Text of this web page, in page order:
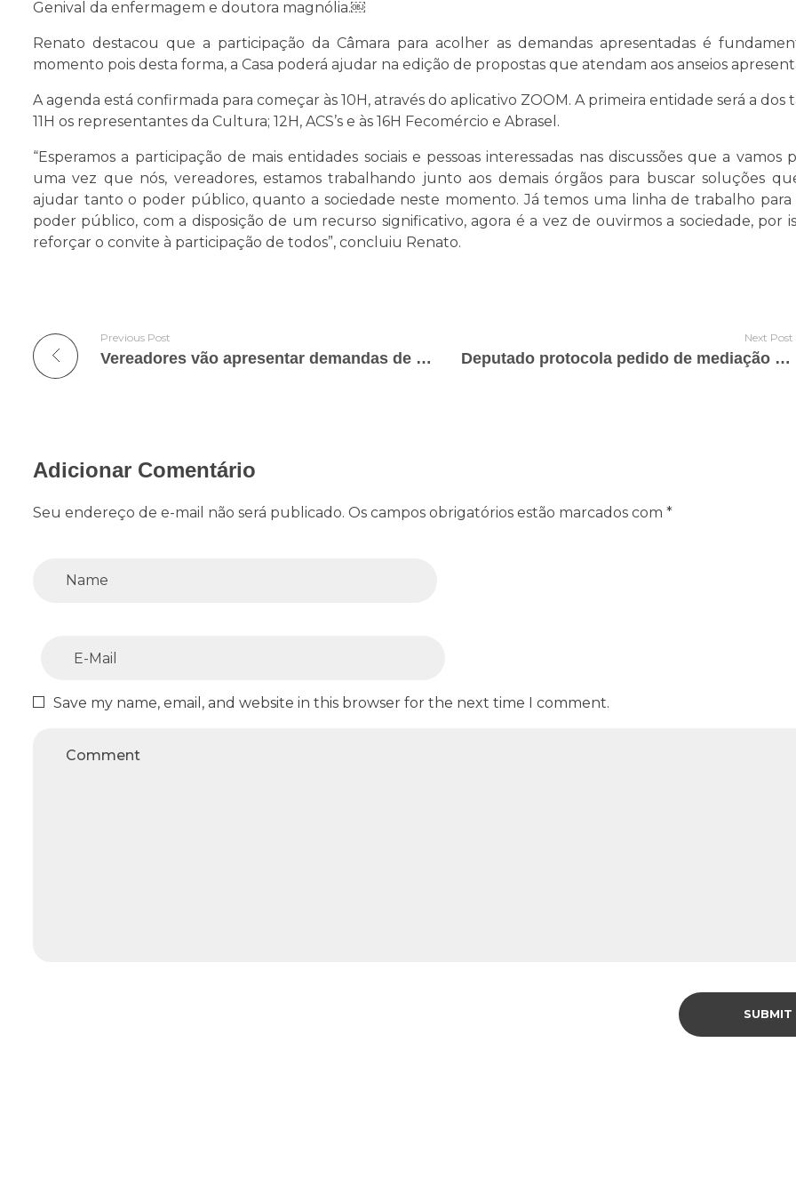
Genival da enfermagem e doutora magnólia.￼
Renato destacou que a participação da Câmara para acolher as demandas apresentadas é
momento pois desta forma, a Casa poderá ajudar na edição de propostas que atendam aos anseios
A agenda está confirmada para começar às 10H, através do aplicativo ZOOM. A primeira entidade será a dos
11H os representantes da Cultura; 12H, ACS’s e às 16H Fecomércio e Abrasel.
“Esperamos a participação de mais entidades sociais e pessoas interessadas nas discussões que a vamos
uma vez que nós, vereadores, estamos trabalhando junto aos demais órgãos para buscar soluções
ajudar tanto o poder público, quanto a sociedade neste momento. Já temos uma linha de trabalho para
poder público, com a disposição de um recurso significativo, agora é a vez de ouvirmos a sociedade, por
reforçar o convite à participação de todos”, concluiu Renato.
Previous Post
Vereadores vão apresentar demandas de Classe Empresarial à Prefeitura de Boa Vista
Next Post
Deputado protocola pedido de mediação à ANNEL
Adicionar Comentário
Seu endereço de e-mail não será publicado. Os campos obrigatórios estão marcados com *
Save my name, email, and website in this browser for the next time I comment.